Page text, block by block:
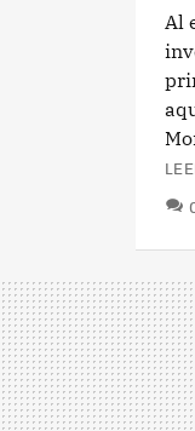
Al